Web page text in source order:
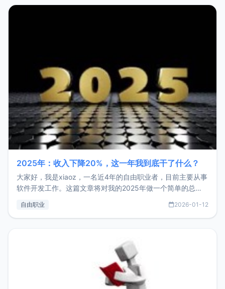
2025年：收入下降20%，这一年我到底干了什么？
大家好，我是xiaoz，一名近4年的自由职业者，目前主要从事
软件开发工作。这篇文章将对我的2025年做一个简单的总
收入下降20%，但却过得很充实，2026年不求突破，但求保
自由职业 2026-01-12